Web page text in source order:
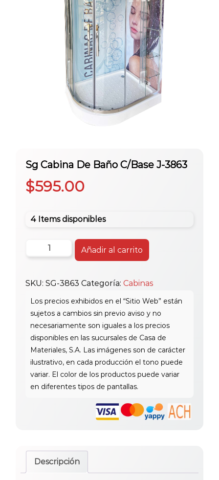
Sg Cabina De Baño C/Base J-3863
$595.00
4 Items disponibles
Cabina
Baño
C/Base
J-
3863
cantidad
Añadir al carrito
SKU: SG-3863 Categoría: Cabinas
Descripción